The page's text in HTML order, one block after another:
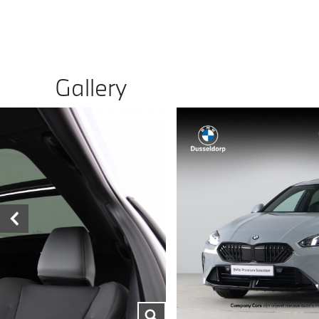
Gallery